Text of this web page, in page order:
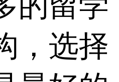
，选择